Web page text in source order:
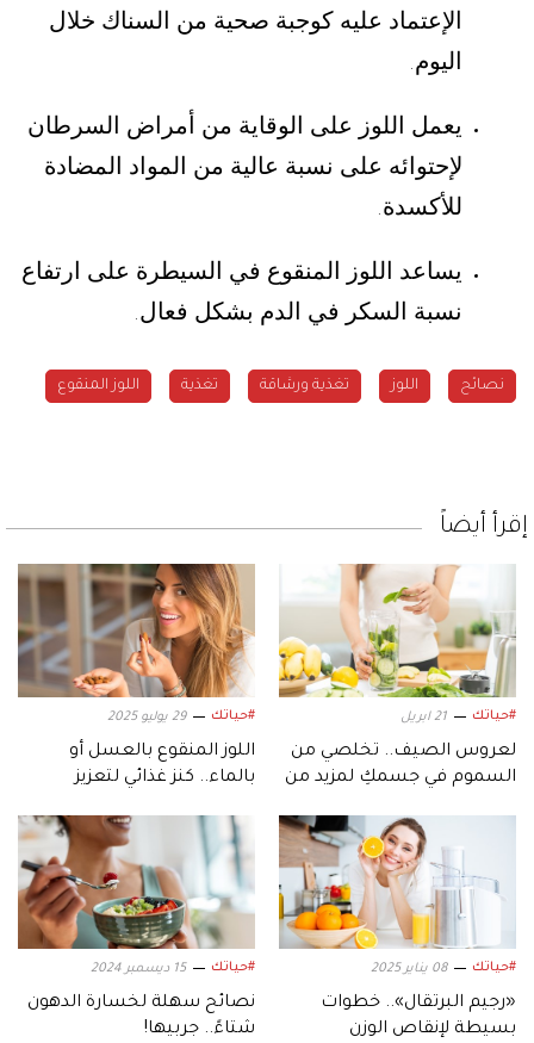
الإعتماد عليه كوجبة صحية من السناك خلال
اليوم.
يعمل اللوز على الوقاية من أمراض السرطان
لإحتوائه على نسبة عالية من المواد المضادة
للأكسدة.
يساعد اللوز المنقوع في السيطرة على ارتفاع
نسبة السكر في الدم بشكل فعال.
نصائح اللوز تغذية ورشاقة تغذية اللوز المنقوع
إقرأ أيضاً
#حياتك 21 ابريل
لعروس الصيف.. تخلصي من
السموم في جسمكِ لمزيد من
#حياتك 29 يوليو 2025
اللوز المنقوع بالعسل أو
بالماء.. كنز غذائي لتعزيز
#حياتك 08 يناير 2025
«رجيم البرتقال».. خطوات
بسيطة لإنقاص الوزن
#حياتك 15 ديسمبر 2024
نصائح سهلة لخسارة الدهون
شتاءً.. جربيها!